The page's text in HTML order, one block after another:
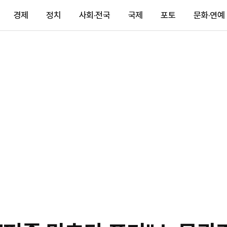
경제 정치 사회·전국 국제 포토 문화·연예